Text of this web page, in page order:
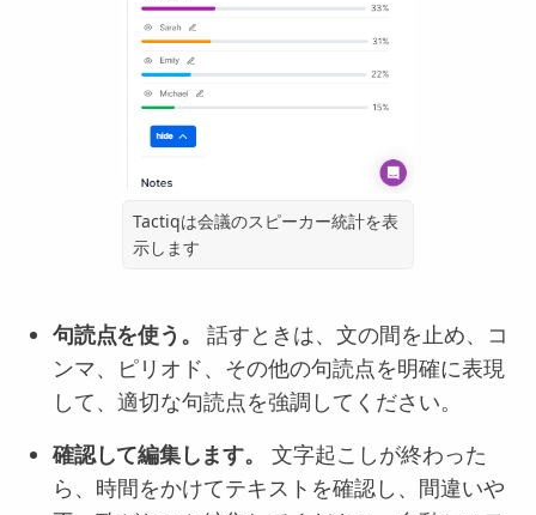
Tactiqは会議のスピーカー統計を表
示します
句読点を使う。 話すときは、文の間を止め、コ
ンマ、ピリオド、その他の句読点を明確に表現
して、適切な句読点を強調してください。
確認して編集します。
文字起こしが終わった
ら、時間をかけてテキストを確認し、間違いや